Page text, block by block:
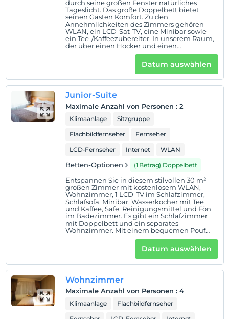
Auf Karte
anzeigen
Check-out
Vor 12:00
Haustiere
Haustiere nicht erlaubt
Der Aufenthalt für Kleinkinder bis zum Alter von 2 ist
1 Der Aufenthalt für Kind(er) unter dem Alter von 6
ist/sind pro Zimmer kostenlos
durch seine großen Fenster natürliches
Tageslicht. Das große Doppelbett bietet
seinen Gästen Komfort. Zu den
Annehmlichkeiten des Zimmers gehören
WLAN, ein LCD-Sat-TV, eine Minibar sowie
ein Tee-/Kaffeezubereiter. In unserem Raum,
der über einen Hocker und einen
Arbeitsbereich verfügt, können Sie Ihre Arbeit
bequem verfolgen. Im Bad gibt es Dusche,
Fön und Reinigungsmittel und in unseren
Zimmern gibt es einen Safe für Ihre
Wertsachen. 2 Erwachsene können
Datum auswählen
Junior-Suite
Maximale Anzahl von Personen : 2
Klimaanlage
Sitzgruppe
Flachbildfernseher
Fernseher
LCD-Fernseher
Internet WLAN
Betten-Optionen (1 Betrag) Doppelbett
Entspannen Sie in diesem stilvollen 30 m²
großen Zimmer mit kostenlosem WLAN,
Wohnzimmer, 1 LCD-TV im Schlafzimmer,
Schlafsofa, Minibar, Wasserkocher mit Tee
und Kaffee, Safe, Reinigungsmittel und Fön
im Badezimmer. Es gibt ein Schlafzimmer
mit Doppelbett und ein separates
Wohnzimmer. Mit einem bequemen Pouf
können Sie Ihrer Arbeit am Tisch folgen. . In
dieser Suite werden Sie sich wie zu Hause
Datum auswählen
Wohnzimmer
Maximale Anzahl von Personen : 4
Klimaanlage
Flachbildfernseher